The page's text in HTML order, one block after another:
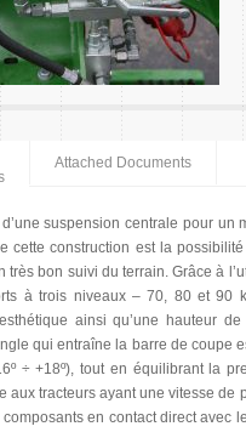
Attached Documents
suspension centrale pour un
cette construction est la
bon suivi du terrain. Grâce à
à trois niveaux – 70, 80 et 90
ainsi qu’une hauteur
qui entraîne la barre de coupe
÷ +18º), tout en équilibrant la
tracteurs ayant une vitesse de
en contact direct avec